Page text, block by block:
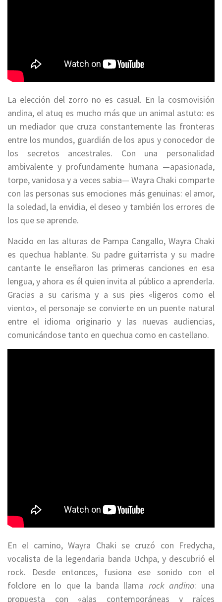
La elección del zorro no es casual. En la cosmovisión
andina, el atuq es mucho más que un animal astuto: es
un mediador que cruza constantemente las fronteras
entre los mundos, guardián de los apus y conocedor de
los secretos ancestrales. Con una personalidad
ambivalente y profundamente humana —apasionada,
torpe, vanidosa y a veces sabia— Wayra Chaki comparte
con las personas sus emociones más genuinas: el amor,
la soledad, la envidia, el deseo y también los errores de
los que se aprende.
Nacido en las alturas de Pampa Cangallo, Wayra Chaki
es quechua hablante. Su padre guitarrista y su madre
cantante le enseñaron las primeras canciones en esa
lengua, y ahora es él quien invita al público a aprenderla.
Gracias a su carisma y a sus pies «ligeros como el
viento», el personaje se convierte en un puente natural
entre el idioma originario y las nuevas audiencias,
comunicándose tanto en quechua como en castellano.
En el camino, Wayra Chaki se cruzó con Fredycha,
vocalista de la legendaria banda Uchpa, y descubrió el
rock. Desde entonces, fusiona ese sonido con el
folclore en lo que la banda llama rock andino: una
propuesta con «alas contemporáneas y raíces